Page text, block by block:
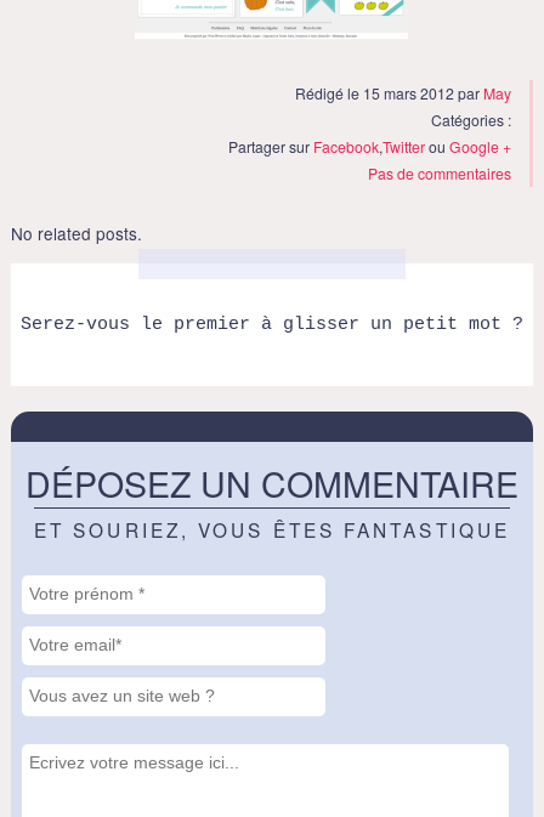
Rédigé le 15 mars 2012 par May
Catégories :
Partager sur Facebook,TwitterouGoogle +
Pas de commentaires
No related posts.
Serez-vous le premier à glisser un petit mot ?
DÉPOSEZ UN COMMENTAIRE
ET SOURIEZ, VOUS ÊTES FANTASTIQUE